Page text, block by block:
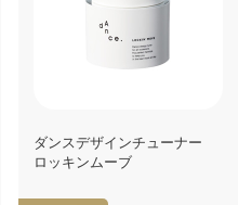
ダンスデザインチューナー
ロッキンムーブ